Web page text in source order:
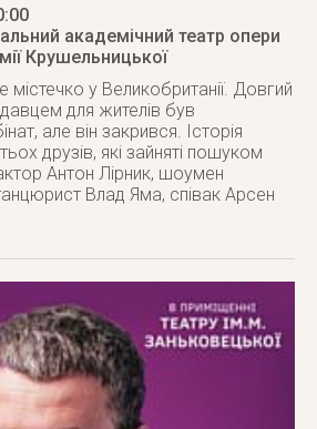
академічний театр опери
Крушельницької
містечко у Великобританії. Довгий
для жителів був
але він закрився. Історія
друзів, які зайняті пошуком
Антон Лірник, шоумен
Влад Яма, співак Арсен